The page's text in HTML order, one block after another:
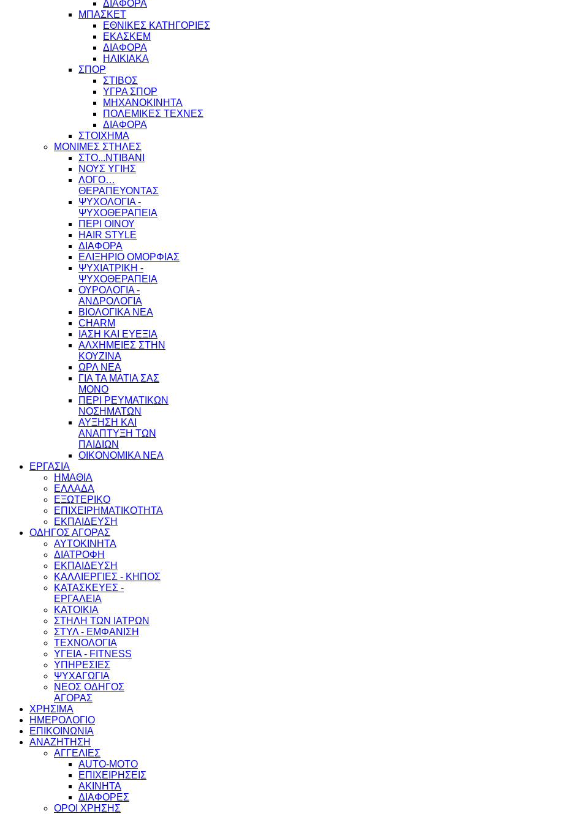
ΔΙΑΦΟΡΑ
ΜΠΑΣΚΕΤ
ΕΘΝΙΚΕΣ ΚΑΤΗΓΟΡΙΕΣ
ΕΚΑΣΚΕΜ
ΔΙΑΦΟΡΑ
ΗΛΙΚΙΑΚΑ
ΣΠΟΡ
ΣΤΙΒΟΣ
ΥΓΡΑ ΣΠΟΡ
ΜΗΧΑΝΟΚΙΝΗΤΑ
ΠΟΛΕΜΙΚΕΣ ΤΕΧΝΕΣ
ΔΙΑΦΟΡΑ
ΣΤΟΙΧΗΜΑ
ΜΟΝΙΜΕΣ ΣΤΗΛΕΣ
ΣΤΟ...ΝΤΙΒΑΝΙ
ΝΟΥΣ ΥΓΙΗΣ
ΛΟΓΟ…
ΘΕΡΑΠΕΥΟΝΤΑΣ
ΨΥΧΟΛΟΓΙΑ -
ΨΥΧΟΘΕΡΑΠΕΙΑ
ΠΕΡΙ ΟΙΝΟΥ
HAIR STYLE
ΔΙΑΦΟΡΑ
ΕΛΙΞΗΡΙΟ ΟΜΟΡΦΙΑΣ
ΨΥΧΙΑΤΡΙΚΗ -
ΨΥΧΟΘΕΡΑΠΕΙΑ
ΟΥΡΟΛΟΓΙΑ -
ΑΝΔΡΟΛΟΓΙΑ
ΒΙΟΛΟΓΙΚΑ ΝΕΑ
CHARM
ΙΑΣΗ ΚΑΙ ΕΥΕΞΙΑ
ΑΛΧΗΜΕΙΕΣ ΣΤΗΝ
ΚΟΥΖΙΝΑ
ΩΡΛ ΝEA
ΓΙΑ ΤΑ ΜΑΤΙΑ ΣΑΣ
ΜΟΝΟ
ΠΕΡΙ ΡΕΥΜΑΤΙΚΩΝ
ΝΟΣΗΜΑΤΩΝ
ΑΥΞΗΣΗ ΚΑΙ
ΑΝΑΠΤΥΞΗ ΤΩΝ
ΠΑΙΔΙΩΝ
ΟΙΚΟΝΟΜΙΚΑ ΝΕΑ
ΕΡΓΑΣΙΑ
ΗΜΑΘΙΑ
ΕΛΛΑΔΑ
ΕΞΩΤΕΡΙΚΟ
ΕΠΙΧΕΙΡΗΜΑΤΙΚΟΤΗΤΑ
ΕΚΠΑΙΔΕΥΣΗ
ΟΔΗΓΟΣ ΑΓΟΡΑΣ
ΑΥΤΟΚΙΝΗΤΑ
ΔΙΑΤΡΟΦΗ
ΕΚΠΑΙΔΕΥΣΗ
ΚΑΛΛΙΕΡΓΙΕΣ - ΚΗΠΟΣ
ΚΑΤΑΣΚΕΥΕΣ -
ΕΡΓΑΛΕΙΑ
ΚΑΤΟΙΚΙΑ
ΣΤΗΛΗ ΤΩΝ ΙΑΤΡΩΝ
ΣΤΥΛ - ΕΜΦΑΝΙΣΗ
ΤΕΧΝΟΛΟΓΙΑ
ΥΓΕΙΑ - FITNESS
ΥΠΗΡΕΣΙΕΣ
ΨΥΧΑΓΩΓΙΑ
ΝΕΟΣ ΟΔΗΓΟΣ
ΑΓΟΡΑΣ
ΧΡΗΣΙΜΑ
ΗΜΕΡΟΛΟΓΙΟ
ΕΠΙΚΟΙΝΩΝΙΑ
ΑΝΑΖΗΤΗΣΗ
ΑΓΓΕΛΙΕΣ
AUTO-MOTO
ΕΠΙΧΕΙΡΗΣΕΙΣ
ΑΚΙΝΗΤΑ
ΔΙΑΦΟΡΕΣ
ΟΡΟΙ ΧΡΗΣΗΣ